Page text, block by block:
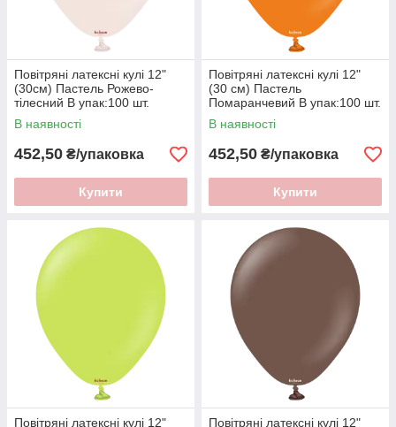
Повітряні латексні кулі 12"
(30см) Пастель Рожево-
тілесний В упак:100 шт.
:"Kalisan" Туреччина
В наявності
452,50 ₴/упаковка
Купити
Повітряні латексні кулі 12"
(30 см) Пастель
Помаранчевий В упак:100 шт.
Вир-во:"Kalisan" Туреччина
В наявності
452,50 ₴/упаковка
Купити
Повітряні латексні кулі 12"
Повітряні латексні кулі 12"